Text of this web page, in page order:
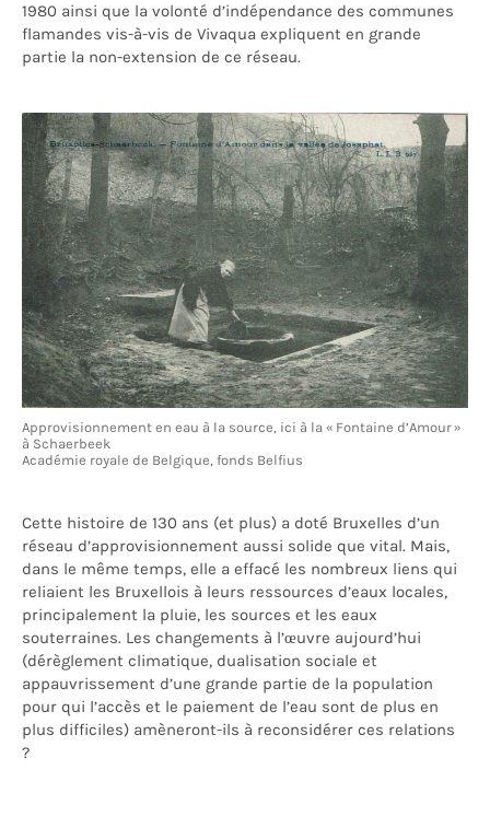
1980 ainsi que la volonté d’indépendance des communes
flamandes vis-à-vis de Vivaqua expliquent en grande
partie la non-extension de ce réseau.
Approvisionnement en eau à la source, ici à la « Fontaine d’Amour »
à Schaerbeek
Académie royale de Belgique, fonds Belfius
Cette histoire de 130 ans (et plus) a doté Bruxelles d’un
réseau d’approvisionnement aussi solide que vital. Mais,
dans le même temps, elle a effacé les nombreux liens qui
reliaient les Bruxellois à leurs ressources d’eaux locales,
principalement la pluie, les sources et les eaux
souterraines. Les changements à l’œuvre aujourd’hui
(dérèglement climatique, dualisation sociale et
appauvrissement d’une grande partie de la population
pour qui l’accès et le paiement de l’eau sont de plus en
plus difficiles) amèneront-ils à reconsidérer ces relations
?